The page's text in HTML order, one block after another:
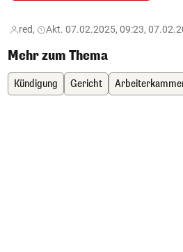
red, Akt. 07.02.2025, 09:23,
Mehr zum Thema
Kündigung Gericht